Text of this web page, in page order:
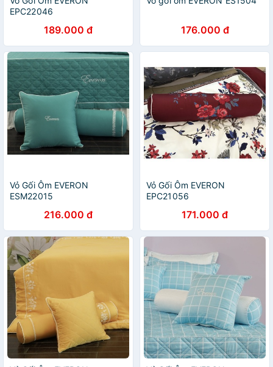
EPC22046
189.000 đ 176.000 đ
Vỏ Gối Ôm EVERON
ESM22015
216.000 đ
Vỏ Gối Ôm EVERON
EPC21056
171.000 đ